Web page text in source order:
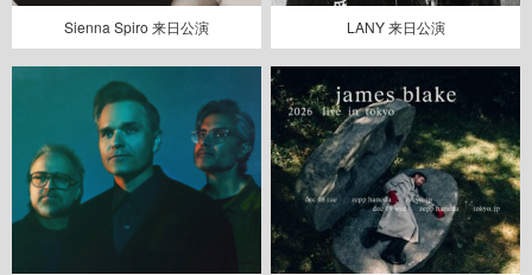
Sienna Spiro 来日公演 LANY 来日公演